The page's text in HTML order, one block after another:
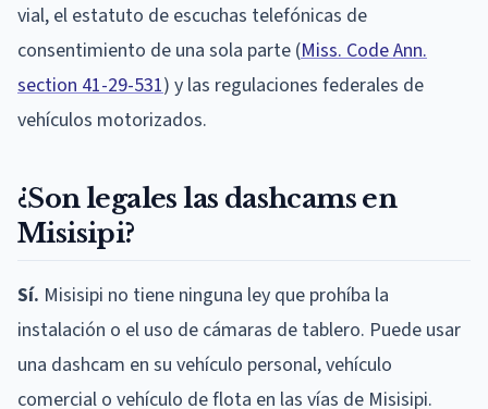
vial, el estatuto de escuchas telefónicas de
consentimiento de una sola parte (Miss. Code Ann.
section 41-29-531) y las regulaciones federales de
vehículos motorizados.
¿Son legales las dashcams en
Misisipi?
Sí. Misisipi no tiene ninguna ley que prohíba la
instalación o el uso de cámaras de tablero. Puede usar
una dashcam en su vehículo personal, vehículo
comercial o vehículo de flota en las vías de Misisipi.